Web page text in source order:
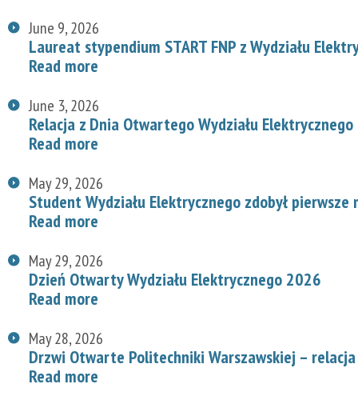
June 9, 2026
Laureat stypendium START FNP z Wydziału
Read more
June 3, 2026
Relacja z Dnia Otwartego Wydziału
Read more
May 29, 2026
Student Wydziału Elektrycznego zdobył
Read more
May 29, 2026
Dzień Otwarty Wydziału Elektrycznego 2026
Read more
May 28, 2026
Drzwi Otwarte Politechniki Warszawskiej – relacja
Read more